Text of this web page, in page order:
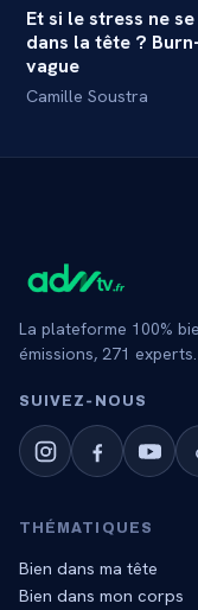
MASTERCLASS
Et si le stress ne
dans la tête ?
vague
Camille Soustra
La plateforme 100%
émissions, 271 experts.
SUIVEZ‑NOUS
THÉMATIQUES
Bien dans ma tête
Bien dans mon corps